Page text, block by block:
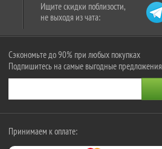
Ищите скидки поблизости,
не выходя из чата:
Сэкономьте до 90% при любых покупках
Подпишитесь на самые выгодные предложения
Принимаем к оплате: